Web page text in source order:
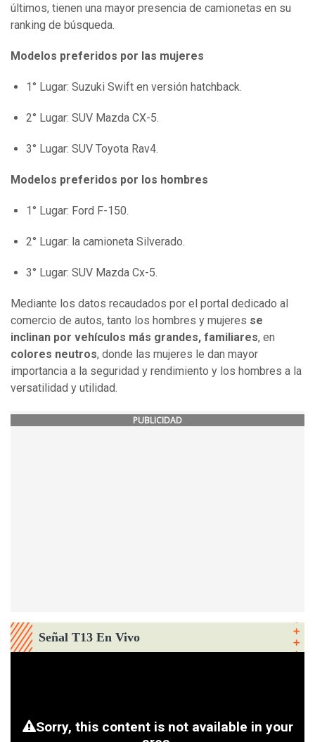
últimos, tienen una mayor presencia de camionetas en su
ranking de búsqueda.
Modelos preferidos por las mujeres
1° Lugar: Suzuki Swift en versión hatchback.
2° Lugar: SUV Mazda CX-5.
3° Lugar: SUV Toyota Rav4.
Modelos preferidos por los hombres
1° Lugar: Ford F-150.
2° Lugar: la camioneta Silverado.
3° Lugar: SUV Mazda Cx-5.
Mediante los datos recaudados por el portal dedicado al
comercio de autos, tanto los hombres y mujeres se
inclinan por vehículos más grandes, familiares, en
colores neutros, donde las mujeres le dan mayor
importancia a la seguridad y rendimiento y los hombres a la
versatilidad y utilidad.
PUBLICIDAD
Señal T13 En Vivo